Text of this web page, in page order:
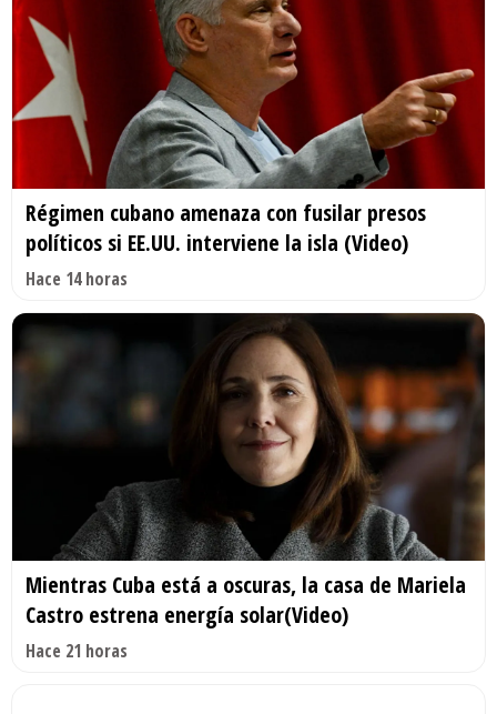
Régimen cubano amenaza con fusilar presos
políticos si EE.UU. interviene la isla (Video)
Hace 14 horas
Mientras Cuba está a oscuras, la casa de Mariela
Castro estrena energía solar(Video)
Hace 21 horas